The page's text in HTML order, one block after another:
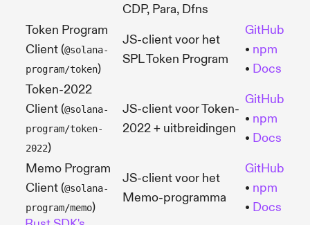
CDP, Para, Dfns
Token Program
Client (@solana-
program/token)
JS-client voor het
SPL Token Program
GitHub
• npm
• Docs
Token-2022
Client (@solana-
program/token-
2022)
JS-client voor Token-
2022 + uitbreidingen
GitHub
• npm
• Docs
Memo Program
Client (@solana-
program/memo)
JS-client voor het
Memo-programma
GitHub
• npm
• Docs